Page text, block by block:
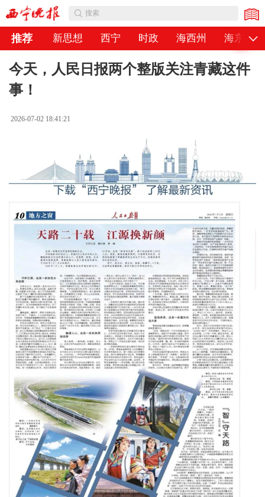
搜索
推荐 新思想 西宁 时政 海西州 海东市
公告
今天，人民日报两个整版关注青藏这件
事！
2026-07-02 18:41:21